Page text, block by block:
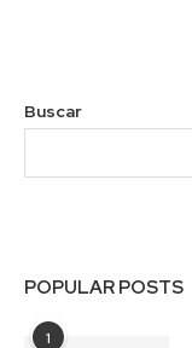
Buscar
POPULAR POSTS
1